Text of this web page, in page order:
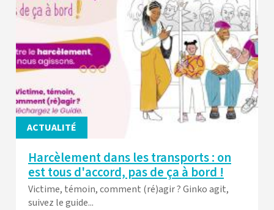
ACTUALITÉ
Harcèlement dans les transports : on
est tous d'accord, pas de ça à bord !
Victime, témoin, comment (ré)agir ? Ginko agit,
suivez le guide...